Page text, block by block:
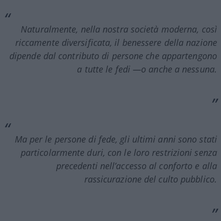
Naturalmente, nella nostra società moderna, così
riccamente diversificata, il benessere della nazione
dipende dal contributo di persone che appartengono
a tutte le fedi —o anche a nessuna.
Ma per le persone di fede, gli ultimi anni sono stati
particolarmente duri, con le loro restrizioni senza
precedenti nell’accesso al conforto e alla
rassicurazione del culto pubblico.